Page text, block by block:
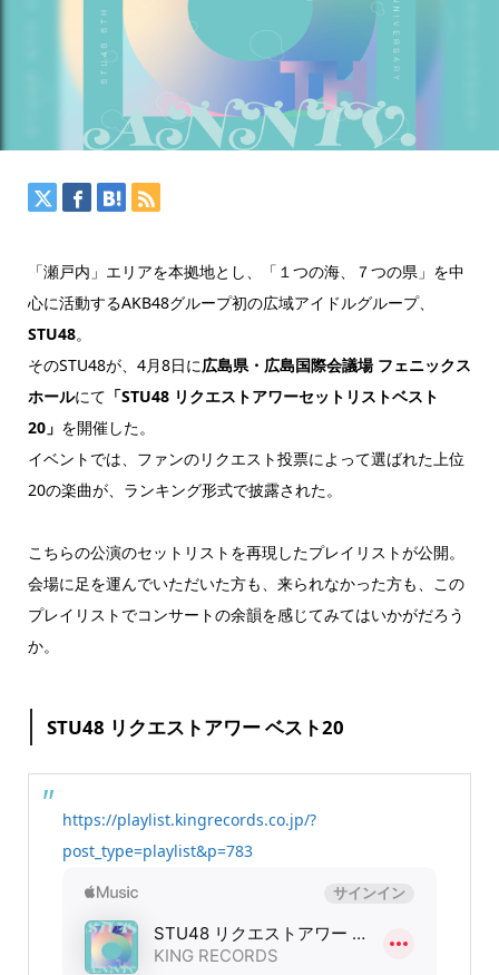
「瀬戸内」エリアを本拠地とし、「１つの海、７つの県」を中
心に活動するAKB48グループ初の広域アイドルグループ、
STU48。
そのSTU48が、4月8日に広島県・広島国際会議場 フェニックス
ホールにて 「STU48 リクエストアワーセットリストベスト
20」 を開催した。
イベントでは、ファンのリクエスト投票によって選ばれた上位
20の楽曲が、ランキング形式で披露された。
こちらの公演のセットリストを再現したプレイリストが公開。
会場に足を運んでいただいた方も、来られなかった方も、この
プレイリストでコンサートの余韻を感じてみてはいかがだろう
か。
STU48 リクエストアワー ベスト20
https://playlist.kingrecords.co.jp/?
post_type=playlist&p=783